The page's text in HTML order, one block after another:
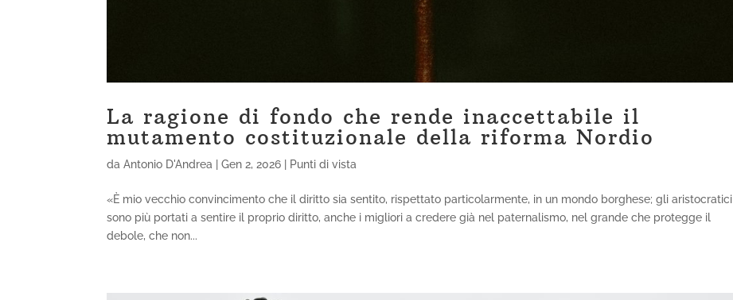
La ragione di fondo che rende inaccettabile il
mutamento costituzionale della riforma Nordio
daAntonio D'Andrea |Gen 2, 2026 Punti di vista
«È mio vecchio convincimento che il diritto sia sentito, rispettato particolarmente, in un mondo borghese; gli aristocratici
sono più portati a sentire il proprio diritto, anche i migliori a credere già nel paternalismo, nel grande che protegge il
debole, che non...